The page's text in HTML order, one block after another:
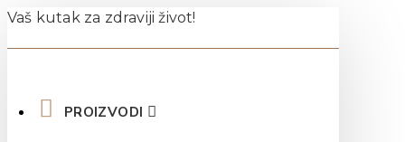
Vaš kutak za zdraviji život!
PROIZVODI